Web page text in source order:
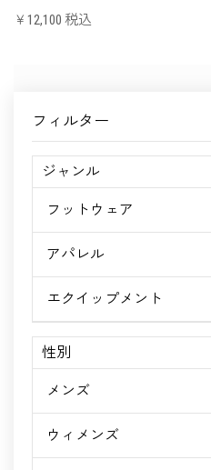
フィルター
ジャンル
フットウェア
アパレル
エクイップメント
性別
メンズ
ウィメンズ
￥12,100 税込